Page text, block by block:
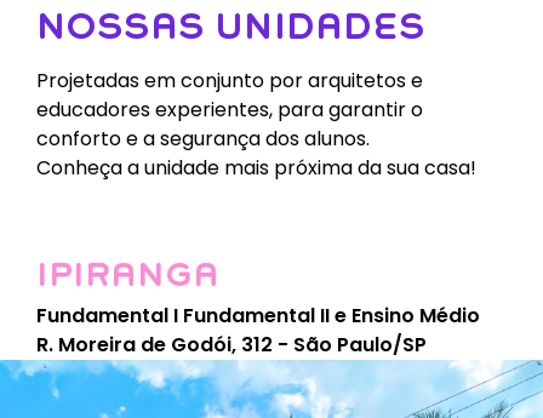
NOSSAS UNIDADES
Projetadas em conjunto por arquitetos e
educadores experientes, para garantir o
conforto e a segurança dos alunos.
Conheça a unidade mais próxima da sua casa!
IPIRANGA
Fundamental I Fundamental II e Ensino Médio
R. Moreira de Godói, 312 - São Paulo/SP